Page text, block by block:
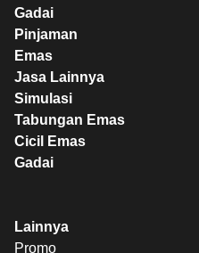
Gadai
Pinjaman
Emas
Jasa Lainnya
Simulasi
Tabungan Emas
Cicil Emas
Gadai
Lainnya
Promo